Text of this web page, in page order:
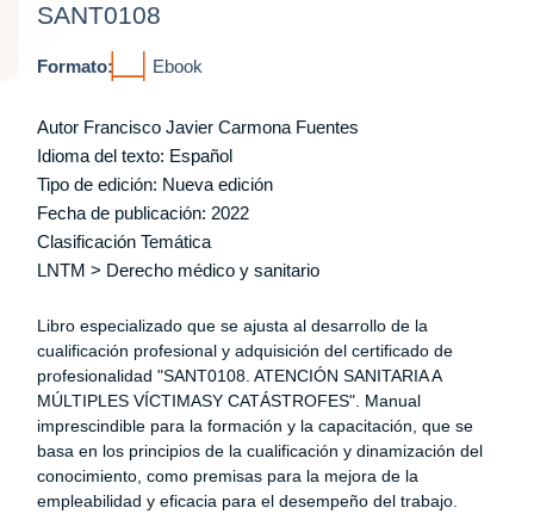
SANT0108
Formato: Ebook
Autor Francisco Javier Carmona Fuentes
Idioma del texto: Español
Tipo de edición: Nueva edición
Fecha de publicación: 2022
Clasificación Temática
LNTM > Derecho médico y sanitario
Libro especializado que se ajusta al desarrollo de la
cualificación profesional y adquisición del certificado de
profesionalidad "SANT0108. ATENCIÓN SANITARIA A
MÚLTIPLES VÍCTIMASY CATÁSTROFES". Manual
imprescindible para la formación y la capacitación, que se
basa en los principios de la cualificación y dinamización del
conocimiento, como premisas para la mejora de la
empleabilidad y eficacia para el desempeño del trabajo.